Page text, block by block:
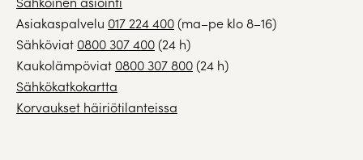
Asiakaspalvelu 017 224 400(ma–pe klo 8–16)
Sähköviat 0800 307 400(24 h)
Kaukolämpöviat 0800 307 800(24 h)
Sähkökatkokartta
Korvaukset häiriötilanteissa